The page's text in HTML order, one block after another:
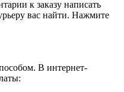
к заказу написать
вас найти. Нажмите
В интернет-